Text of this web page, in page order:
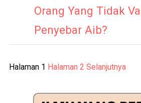
Orang Yang Tidak
Penyebar Aib?
Paginasi
Halaman 1 Halaman 2 Selanjutnya